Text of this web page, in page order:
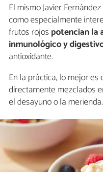
El mismo Javier
como especialmente
frutos rojos potencian la
inmunológico y
antioxidante.
En la práctica, lo mejor
directamente mezclados
el desayuno o la merienda.